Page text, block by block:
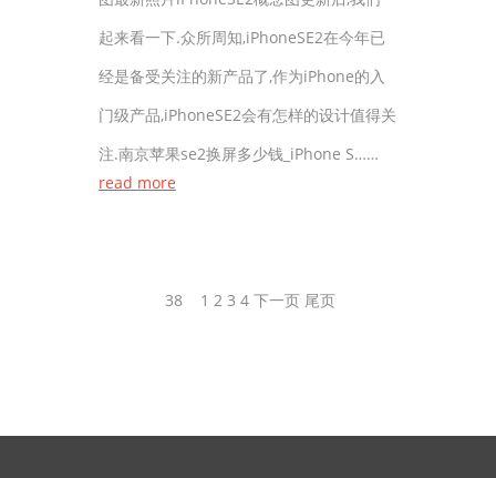
起来看一下.众所周知,iPhoneSE2在今年已
经是备受关注的新产品了,作为iPhone的入
门级产品,iPhoneSE2会有怎样的设计值得关
注.南京苹果se2换屏多少钱_iPhone S……
read more
38 1 2 3 4 下一页 尾页